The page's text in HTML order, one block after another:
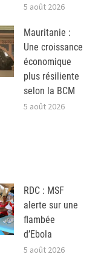
5 août 2026
Mauritanie :
Une croissance
économique
plus résiliente
selon la BCM
5 août 2026
RDC : MSF
alerte sur une
flambée
d’Ebola
5 août 2026